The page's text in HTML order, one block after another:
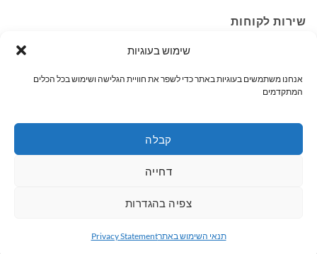
שימוש בעוגיות
אנחנו משתמשים בעוגיות באתר כדי לשפר את חוויית הגלישה ושימוש בכל הכלים
המתקדמים
קבלה
דחייה
צפיה בהגדרות
תנאי השימוש באתרPrivacy Statement
שירות לקוחות
לכל שאלה, הבהרה, איסוף והתאמת מוצרים אנחנו פה לשירותך
בטלפון: 04-6407590.
כתובת: רחוב החשמל 10, עפולה.
א'-ה' בשעות הפעילות.
כל הזכויות שמורות 2026 © Wshop מבית אלטרנטיבלי